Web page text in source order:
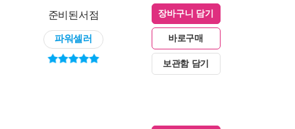
준비된서점
파워셀러
장바구니 담기
바로구매
보관함 담기